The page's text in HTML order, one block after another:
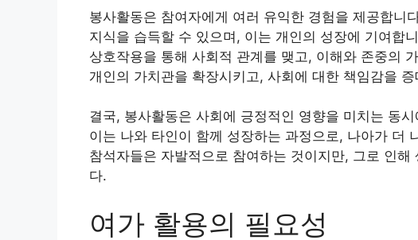
봉사활동은 참여자에게 여러 유익한 경험을 제공합니
지식을 습득할 수 있으며, 이는 개인의 성장에 기여합
상호작용을 통해 사회적 관계를 맺고, 이해와 존중의
개인의 가치관을 확장시키고, 사회에 대한 책임감을
결국, 봉사활동은 사회에 긍정적인 영향을 미치는 동
이는 나와 타인이 함께 성장하는 과정으로, 나아가 더
참석자들은 자발적으로 참여하는 것이지만, 그로 인
다.
여가 활용의 필요성